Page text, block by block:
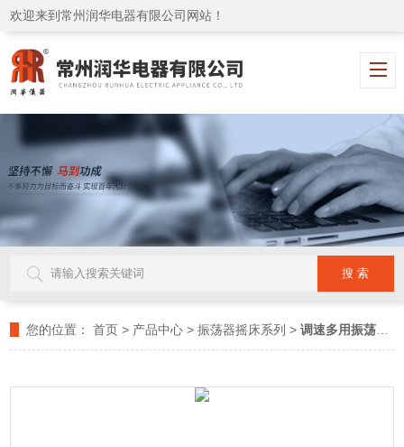
欢迎来到常州润华电器有限公司网站！
您的位置： 首页 > 产品中心 >振荡器摇床系列 >调速多用振荡器